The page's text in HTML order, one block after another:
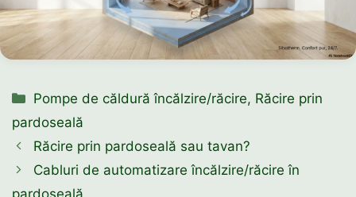
Categorii
Pompe de căldură încălzire/răcire, Răcire prin
pardoseală
Răcire prin pardoseală sau tavan?
Cabluri de automatizare încălzire/răcire în